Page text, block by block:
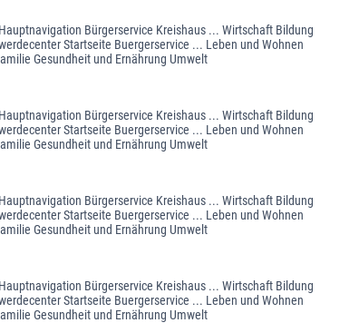
Bürgerservice Kreishaus ... Wirtschaft Bildung
Startseite Buergerservice ... Leben und Wohnen
Gesundheit und Ernährung Umwelt
Bürgerservice Kreishaus ... Wirtschaft Bildung
Startseite Buergerservice ... Leben und Wohnen
Gesundheit und Ernährung Umwelt
Bürgerservice Kreishaus ... Wirtschaft Bildung
Startseite Buergerservice ... Leben und Wohnen
Gesundheit und Ernährung Umwelt
Bürgerservice Kreishaus ... Wirtschaft Bildung
Startseite Buergerservice ... Leben und Wohnen
Gesundheit und Ernährung Umwelt